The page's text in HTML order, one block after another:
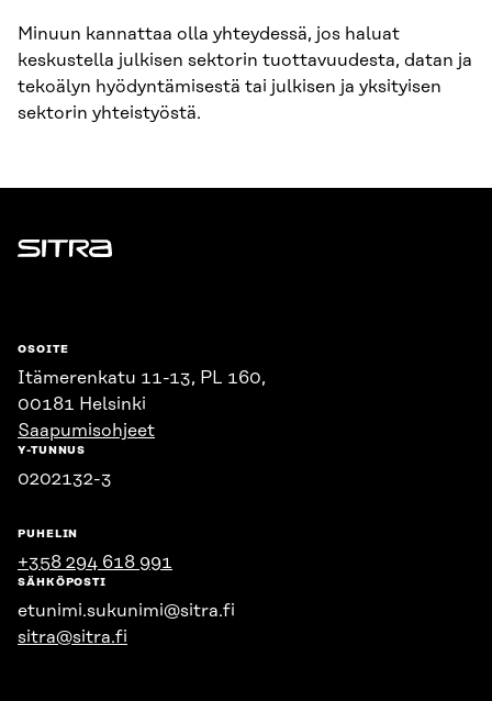
Minuun kannattaa olla yhteydessä, jos haluat
keskustella julkisen sektorin tuottavuudesta, datan ja
tekoälyn hyödyntämisestä tai julkisen ja yksityisen
sektorin yhteistyöstä.
Sitra
OSOITE
Itämerenkatu 11-13, PL 160,
00181 Helsinki
Saapumisohjeet
Y-TUNNUS
0202132-3
PUHELIN
+358 294 618 991
SÄHKÖPOSTI
etunimi.sukunimi@sitra.fi
sitra@sitra.fi